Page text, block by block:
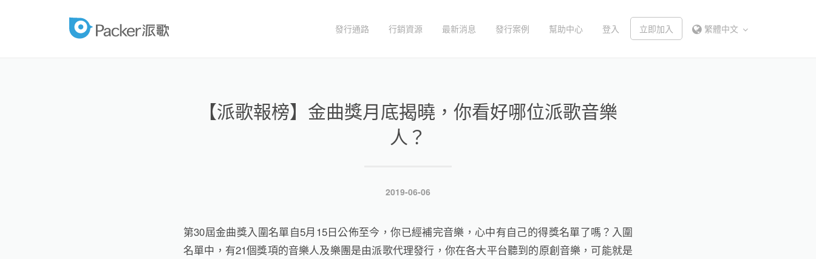
packer 發行通路 行銷資源 最新消息 發行案例 幫助中心 登入 立即加入 繁體中文
【派歌報榜】金曲獎月底揭曉，你看好哪位派歌音樂
人？
發
2019-06-06
第30屆金曲獎入圍名單自5月 15日公佈至今，你已經補完音樂，心中有自己的得獎名單了嗎？入圍
名單中，有21個獎項的音樂人及樂團是由派歌代理發行，你在各大平台聽到的原創音樂，可能就是